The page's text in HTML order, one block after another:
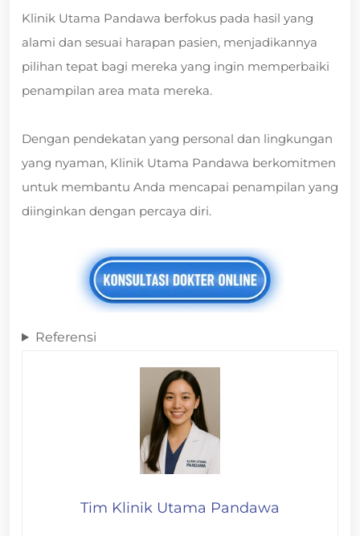
Klinik Utama Pandawa berfokus pada hasil yang
alami dan sesuai harapan pasien, menjadikannya
pilihan tepat bagi mereka yang ingin memperbaiki
penampilan area mata mereka.
Dengan pendekatan yang personal dan lingkungan
yang nyaman, Klinik Utama Pandawa berkomitmen
untuk membantu Anda mencapai penampilan yang
diinginkan dengan percaya diri.
Referensi
Tim Klinik Utama Pandawa